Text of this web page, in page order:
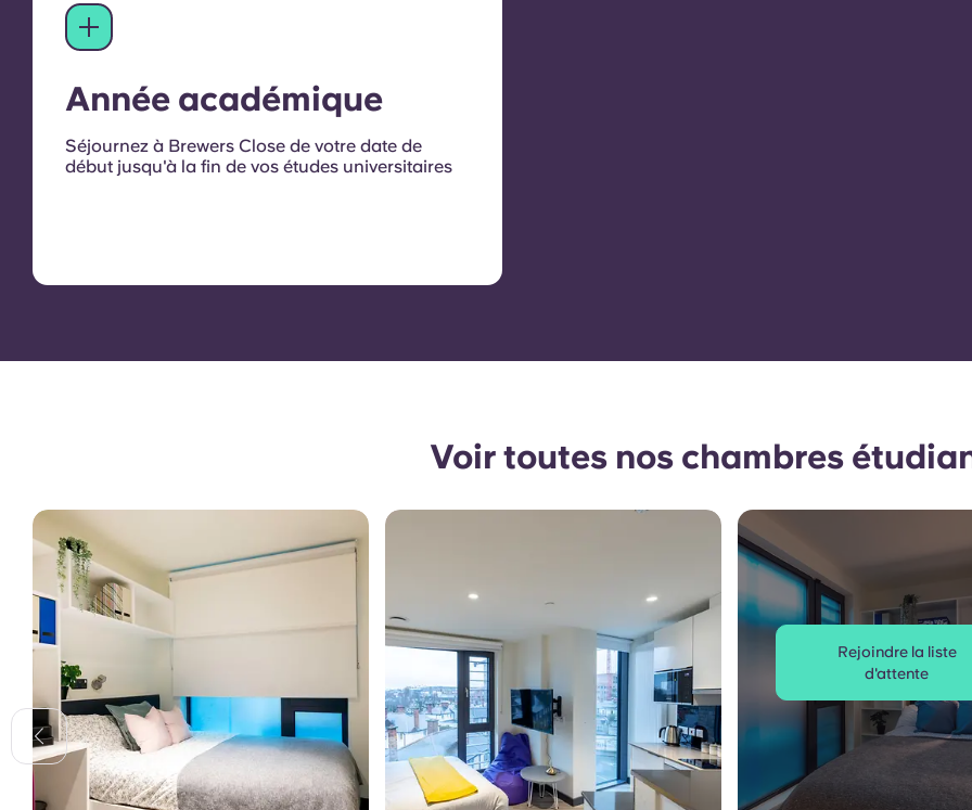
Année académique
Séjournez à Brewers Close de votre date de
début jusqu'à la fin de vos études universitaires
Voir toutes nos chambres
Rejoindre la liste
d'attente